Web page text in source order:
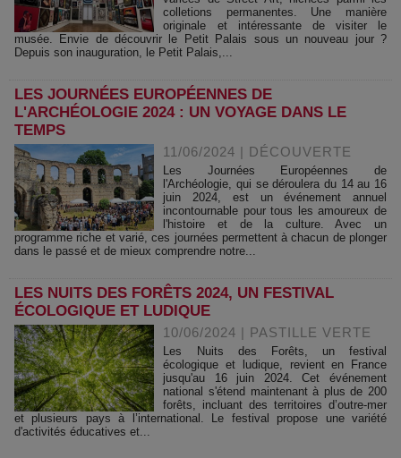
colletions permanentes. Une manière
originale et intéressante de visiter le
musée. Envie de découvrir le Petit Palais sous un nouveau jour ?
Depuis son inauguration, le Petit Palais,...
LES JOURNÉES EUROPÉENNES DE
L'ARCHÉOLOGIE 2024 : UN VOYAGE DANS LE
TEMPS
11/06/2024 | DÉCOUVERTE
Les Journées Européennes de
l'Archéologie, qui se déroulera du 14 au 16
juin 2024, est un événement annuel
incontournable pour tous les amoureux de
l'histoire et de la culture. Avec un
programme riche et varié, ces journées permettent à chacun de plonger
dans le passé et de mieux comprendre notre...
LES NUITS DES FORÊTS 2024, UN FESTIVAL
ÉCOLOGIQUE ET LUDIQUE
10/06/2024 | PASTILLE VERTE
Les Nuits des Forêts, un festival
écologique et ludique, revient en France
jusqu'au 16 juin 2024. Cet événement
national s'étend maintenant à plus de 200
forêts, incluant des territoires d’outre-mer
et plusieurs pays à l’international. Le festival propose une variété
d'activités éducatives et...